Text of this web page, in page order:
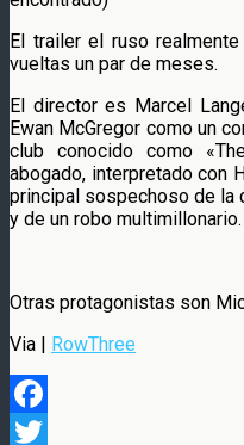
El trailer el ruso
vueltas un par de meses.
El director es Marcel
Ewan McGregor como un
club conocido como
abogado, interpretado con
principal sospechoso de la
y de un robo multimillonario.
Otras protagonistas son
Via | RowThree
Facebook